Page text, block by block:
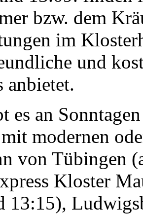
bzw. dem
im
und
anbietet.
es an
modernen
von Tübingen
Kloster
13:15),